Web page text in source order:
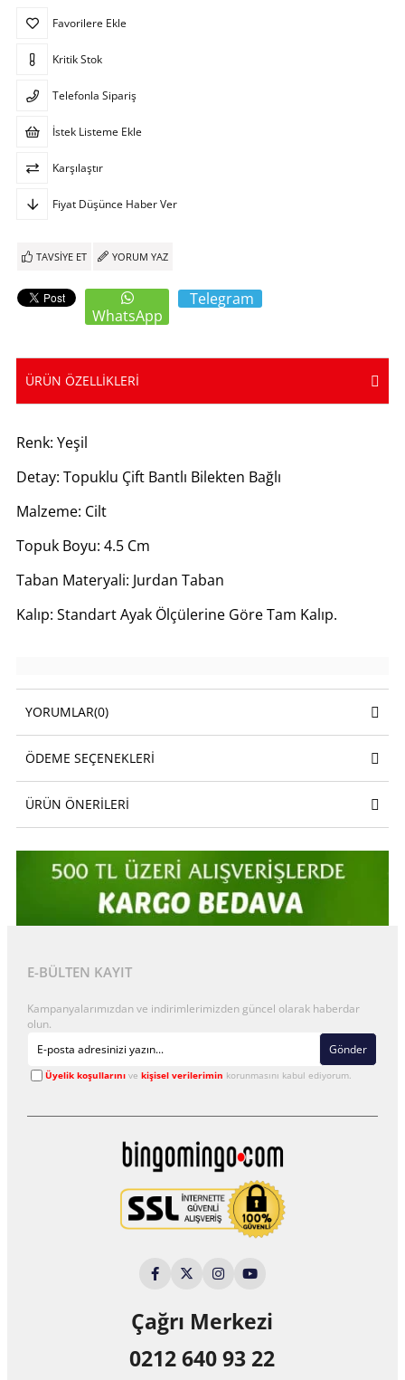
Favorilere Ekle
Kritik Stok
Telefonla Sipariş
İstek Listeme Ekle
Karşılaştır
Fiyat Düşünce Haber Ver
TAVSIYE ET YORUM YAZ
WhatsApp
Telegram
ÜRÜN ÖZELLIKLERI
Renk: Yeşil
Detay: Topuklu Çift Bantlı Bilekten Bağlı
Malzeme: Cilt
Topuk Boyu: 4.5 Cm
Taban Materyali: Jurdan Taban
Kalıp: Standart Ayak Ölçülerine Göre Tam Kalıp.
YORUMLAR(0)
ÖDEME SEÇENEKLERI
ÜRÜN ÖNERILERI
E-BÜLTEN KAYIT
Kampanyalarımızdan ve indirimlerimizden güncel olarak haberdar
olun.
Gönder
Üyelik koşullarınıve kişisel verilerimin korunmasını kabul ediyorum.
Çağrı Merkezi
0212 640 93 22